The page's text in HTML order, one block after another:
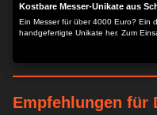
Kostbare Messer-Unikate aus
Ein Messer für über 4000 Euro? Ein
handgefertigte Unikate her. Zum
Empfehlungen für